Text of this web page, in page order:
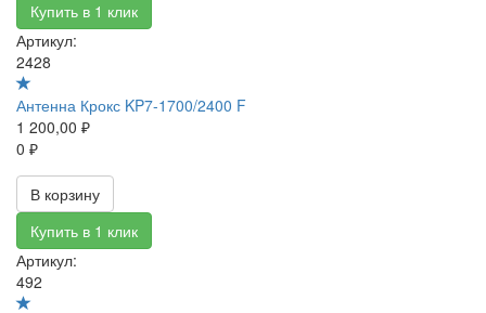
Купить в 1 клик
Артикул:
2428
Антенна Крокс KP7-1700/2400 F
1 200,00 ₽
0 ₽
В корзину
Купить в 1 клик
Артикул:
492